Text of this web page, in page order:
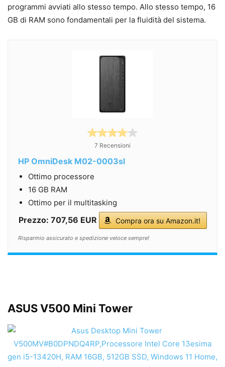
programmi avviati allo stesso tempo. Allo stesso tempo, 16
GB di RAM sono fondamentali per la fluidità del sistema.
7 Recensioni
HP OmniDesk M02-0003sl
Ottimo processore
16 GB RAM
Ottimo per il multitasking
Prezzo: 707,56 EUR Compra ora su Amazon.it!
Risparmio assicurato e spedizione veloce sempre!
ASUS V500 Mini Tower